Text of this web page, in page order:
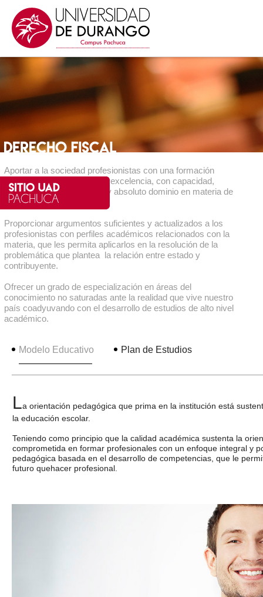
Aportar a la sociedad profesionistas con una formación
académica en posgrado de excelencia, con capacidad,
conocimientos necesarios y absoluto dominio en materia de
Derecho Fiscal.
Proporcionar argumentos suficientes y actualizados a los
profesionistas con perfiles académicos relacionados con la
materia, que les permita aplicarlos en la resolución de la
problemática que plantea la relación entre estado y
contribuyente.
Ofrecer un grado de especialización en áreas del
conocimiento no saturadas ante la realidad que vive nuestro
país coadyuvando con el desarrollo de estudios de alto nivel
académico.
La orientación pedagógica que prima en la institución está
la educación escolar.
Teniendo como principio que la calidad académica sustenta la
comprometida en formar profesionales con un enfoque integral y
pedagógica basada en el desarrollo de competencias, que le
futuro quehacer profesional.
Modelo Educativo Plan de Estudios